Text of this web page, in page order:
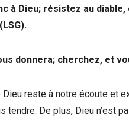
à Dieu; résistez au
donnera; cherchez, et
reste à notre écoute et
tendre. De plus, Dieu